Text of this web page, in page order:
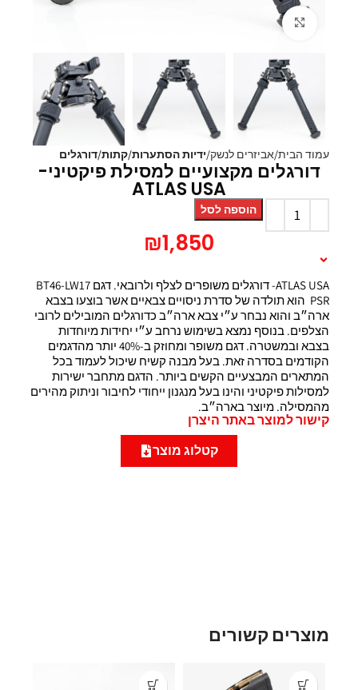
עמוד הבית אביזרים לנשק ידיות הסתערות/קתות/דורגלים
דורגלים מקצועיים למסילת פיקטיני-
ATLAS USA
הוספה לסל
₪1,850
ATLAS USA- דורגלים משופרים לצלף ולרובאי. דגם BT46-LW17
PSR הוא תולדה של סדרת ניסויים צבאיים אשר בוצעו בצבא
ארה״ב והוא נבחר ע״י צבא ארה״ב כדורגלים המובילים לרובי
הצלפים. בנוסף נמצא בשימוש נרחב ע״י יחידות מיוחדות
בצבא ובמשטרה. דגם משופר ומחוזק ב-40% יותר מהדגמים
הקודמים בסדרה זאת. בעל מבנה קשיח שיכול לעמוד בכל
המתארים המבצעיים הקשים ביותר. הדגם מתחבר ישירות
למסילות פיקטיני והינו בעל מנגנון ייחודי לחיבור וניתוק מהירים
מהמסילה. מיוצר בארה״ב.
קישור למוצר באתר היצרן
קטלוג מוצר
Click to enlarge
מוצרים קשורים